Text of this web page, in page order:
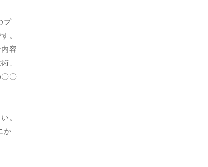
プ
。
容
、
〇
。
か